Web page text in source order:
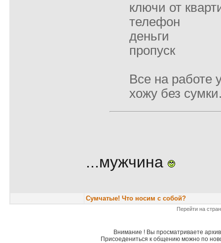
ключи от
телефон
деньги
пропуск
Все на работе
хожу без
...мужчина
Сумчатые! Что носим с собой?
Перейти на
Внимание ! Вы просматриваете
Присоедениться к общению можно по